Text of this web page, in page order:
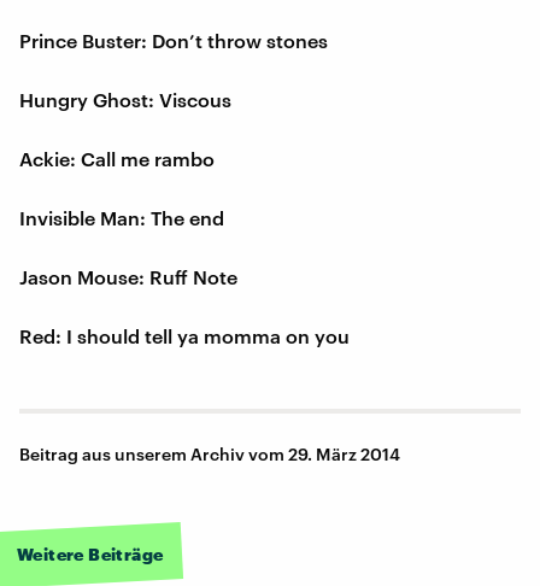
Prince Buster: Don’t throw stones
Hungry Ghost: Viscous
Ackie: Call me rambo
Invisible Man: The end
Jason Mouse: Ruff Note
Red: I should tell ya momma on you
Beitrag aus unserem Archiv vom 29. März 2014
Weitere Beiträge